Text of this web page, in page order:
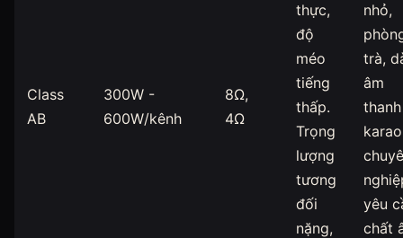
Class
AB
300W -
600W/kênh
8Ω,
4Ω
thực,
độ
méo
tiếng
thấp.
Trọng
lượng
tương
đối
nặng,
nhỏ,
trà,
âm
thanh
yêu
chất